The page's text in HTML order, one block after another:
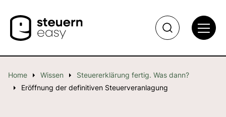
Home Wissen
Steuererklärung fertig. Was dann?
Eröffnung der definitiven Steuerveranlagung